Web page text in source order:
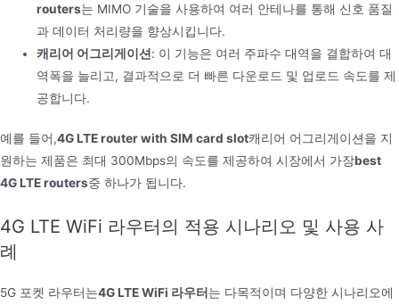
routers는 MIMO 기술을 사용하여 여러 안테나를 통해 신호 품질
과 데이터 처리량을 향상시킵니다.
캐리어 어그리게이션 : 이 기능은 여러 주파수 대역을 결합하여 대
역폭을 늘리고, 결과적으로 더 빠른 다운로드 및 업로드 속도를 제
공합니다.
예를 들어,4G LTE router with SIM card slot캐리어 어그리게이션을 지
원하는 제품은 최대 300Mbps의 속도를 제공하여 시장에서 가장best
4G LTE routers중 하나가 됩니다.
4G LTE WiFi 라우터의 적용 시나리오 및 사용 사
례
5G 포켓 라우터는4G LTE WiFi 라우터 는 다목적이며 다양한 시나리오에